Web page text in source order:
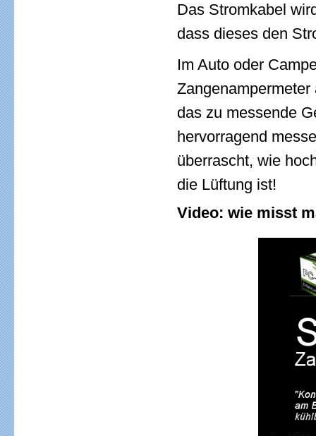
Das Stromkabel
dass dieses den
Im Auto oder
das zu messende
hervorragend
überrascht, wie
die Lüftung ist!
Video: wie misst